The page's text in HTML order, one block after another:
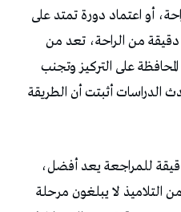
أو اعتماد دورة تمتد على
50 دقيقة من المراجعة تتبعها 15 دقيقة من الراحة، تعد من
على التركيز وتجنب
الدراسات أثبتت أن الطريقة
أن اعتماد دورة من 50 دقيقة للمراجعة يعد أفضل،
التلاميذ لا يبلغون مرحلة